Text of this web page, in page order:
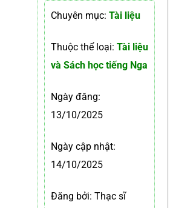
Chuyên mục: Tài liệu
Thuộc thể loại: Tài liệu
và Sách học tiếng Nga
Ngày đăng:
13/10/2025
Ngày cập nhật:
14/10/2025
Đăng bởi: Thạc sĩ